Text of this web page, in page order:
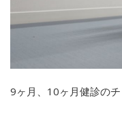
9ヶ月、10ヶ月健診のチ